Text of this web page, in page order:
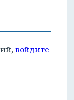
войдите